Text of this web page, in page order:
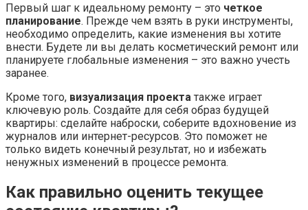
Первый шаг к идеальному ремонту – это четкое
планирование. Прежде чем взять в руки инструменты,
необходимо определить, какие изменения вы хотите
внести. Будете ли вы делать косметический ремонт или
планируете глобальные изменения – это важно учесть
заранее.
Кроме того, визуализация проекта также играет
ключевую роль. Создайте для себя образ будущей
квартиры: сделайте наброски, соберите вдохновение из
журналов или интернет-ресурсов. Это поможет не
только видеть конечный результат, но и избежать
ненужных изменений в процессе ремонта.
Как правильно оценить текущее